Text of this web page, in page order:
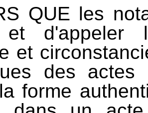
QUE les
et d'appeler
et
des
forme